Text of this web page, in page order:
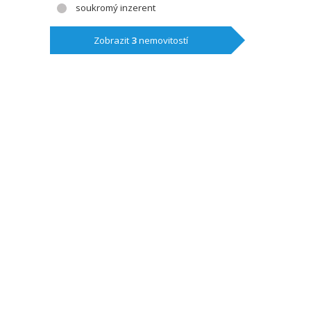
soukromý inzerent
Zobrazit 3nemovitostí